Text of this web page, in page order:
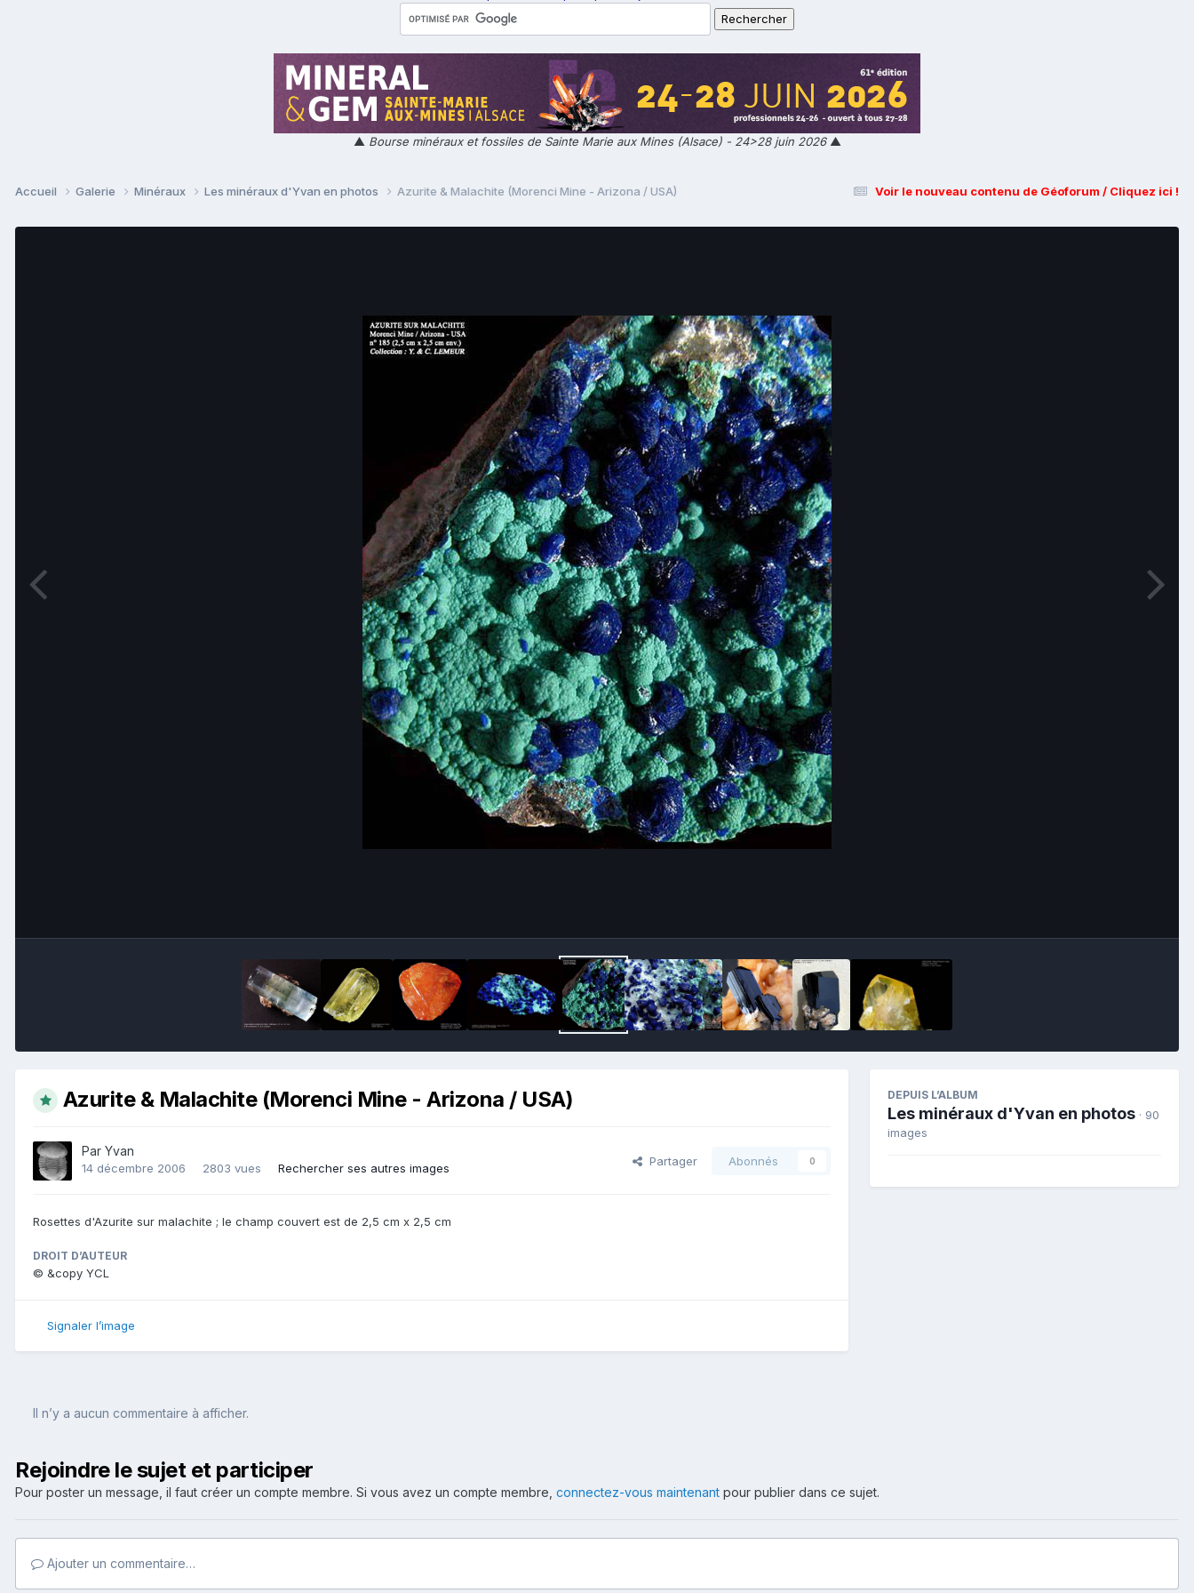
▲ Bourse minéraux et fossiles de Sainte Marie aux Mines (Alsace) - 24>28 juin 2026▲
Voir le nouveau contenu de Géoforum / Cliquez ici !
Accueil Galerie Minéraux Les minéraux d'Yvan en photos Azurite & Malachite (Morenci Mine - Arizona / USA)
Azurite & Malachite (Morenci Mine - Arizona / USA)
Par Yvan
14 décembre 2006 2803 vues Rechercher ses autres images
Partager Abonnés 0
Rosettes d'Azurite sur malachite ; le champ couvert est de 2,5 cm x 2,5 cm
DROIT D’AUTEUR
© &copy YCL
Signaler l’image
DEPUIS L’ALBUM
Les minéraux d'Yvan en photos · 90
images
Il n’y a aucun commentaire à afficher.
Rejoindre le sujet et participer
Pour poster un message, il faut créer un compte membre. Si vous avez un compte membre, connectez-vous maintenant pour publier dans ce sujet.
Ajouter un commentaire…